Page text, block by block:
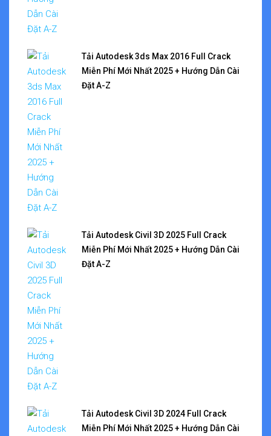
Tải Autodesk 3ds Max 2016 Full Crack
Miễn Phí Mới Nhất 2025 + Hướng Dẫn Cài
Đặt A-Z
Tải Autodesk Civil 3D 2025 Full Crack
Miễn Phí Mới Nhất 2025 + Hướng Dẫn Cài
Đặt A-Z
Tải Autodesk Civil 3D 2024 Full Crack
Miễn Phí Mới Nhất 2025 + Hướng Dẫn Cài